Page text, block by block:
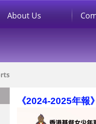
About Us
《2024-2025年報